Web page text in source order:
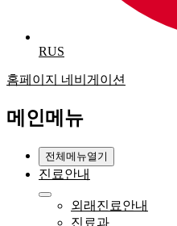
RUS
홈페이지 네비게이션
메인메뉴
전체메뉴열기
진료안내
외래진료안내
진료과